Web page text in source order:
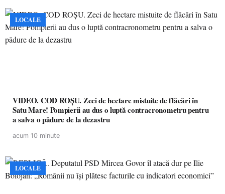
LOCALE
VIDEO. COD ROȘU. Zeci de hectare mistuite de flăcări în
Satu Mare! Pompierii au dus o luptă contracronometru pentru
a salva o pădure de la dezastru
acum 10 minute
LOCALE